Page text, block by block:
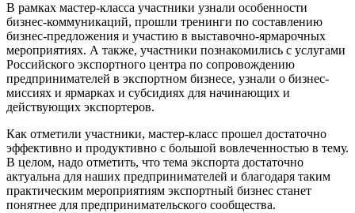
В рамках мастер-класса участники узнали особенности
бизнес-коммуникаций, прошли тренинги по составлению
бизнес-предложения и участию в выставочно-ярмарочных
мероприятиях. А также, участники познакомились с услугами
Российского экспортного центра по сопровождению
предпринимателей в экспортном бизнесе, узнали о бизнес-
миссиях и ярмарках и субсидиях для начинающих и
действующих экспортеров.
Как отметили участники, мастер-класс прошел достаточно
эффективно и продуктивно с большой вовлеченностью в тему.
В целом, надо отметить, что тема экспорта достаточно
актуальна для наших предпринимателей и благодаря таким
практическим мероприятиям экспортный бизнес станет
понятнее для предпринимательского сообщества.